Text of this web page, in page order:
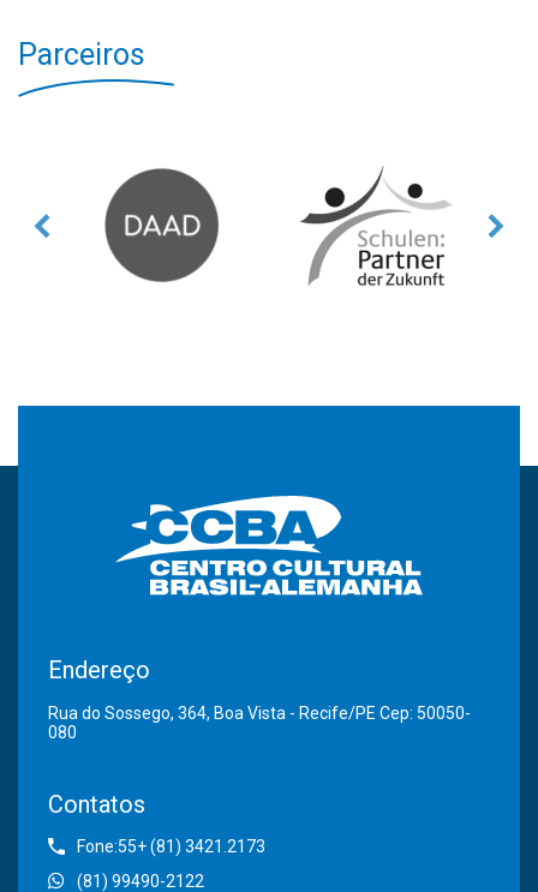
Parceiros
Endereço
Rua do Sossego, 364, Boa Vista - Recife/PE Cep: 50050-
080
Contatos
Fone:55+ (81) 3421.2173
(81) 99490-2122